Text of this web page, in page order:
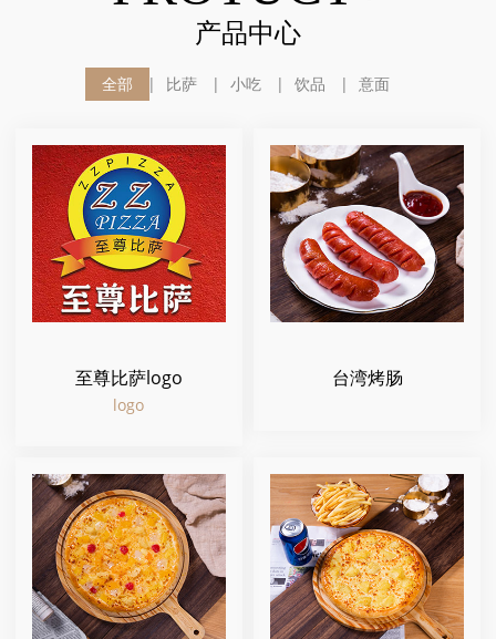
产品中心
全部 比萨 小吃 饮品 意面
至尊比萨logo
logo
台湾烤肠